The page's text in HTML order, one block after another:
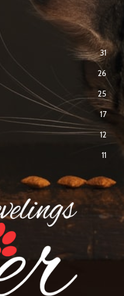
31
26
25
17
12
11